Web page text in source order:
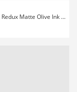
Eyejacket Redux Matte Olive Ink Sonnenbrille